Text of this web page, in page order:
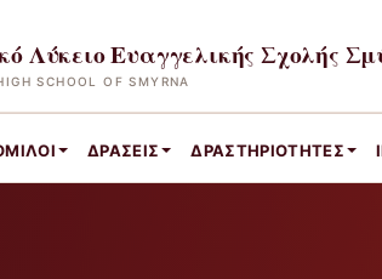
Λύκειο Ευαγγελικής Σχολής
SCHOOL OF SMYRNA
ΔΡΆΣΕΙΣ ΔΡΑΣΤΗΡΙΌΤΗΤΕΣ